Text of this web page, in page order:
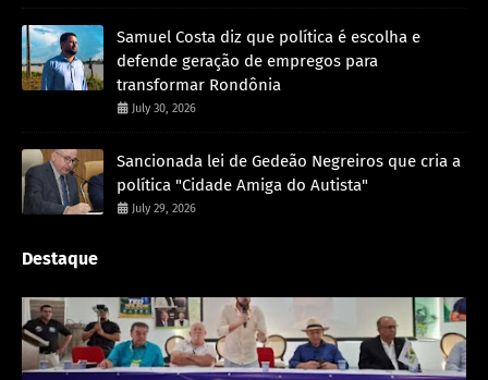
Samuel Costa diz que política é escolha e
defende geração de empregos para
transformar Rondônia
July 30, 2026
Sancionada lei de Gedeão Negreiros que cria a
política "Cidade Amiga do Autista"
July 29, 2026
Destaque